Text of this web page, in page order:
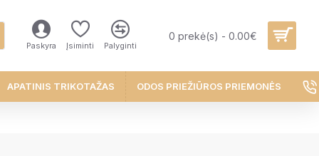
Paskyra Įsiminti Palyginti
0 prekė(s) - 0.00€
APATINIS TRIKOTAŽAS ODOS PRIEŽIŪROS PRIEMONĖS